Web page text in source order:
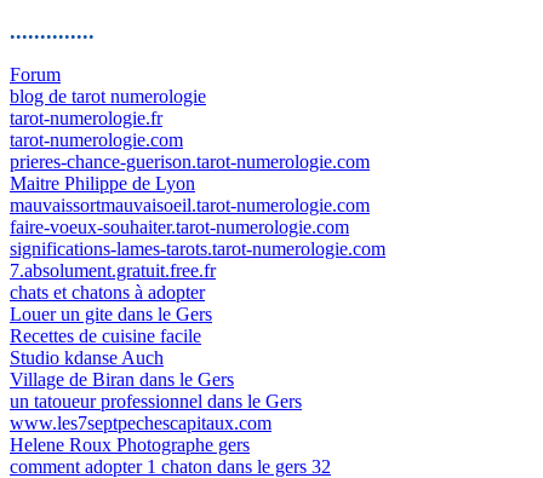
..............
Forum
blog de tarot numerologie
tarot-numerologie.fr
tarot-numerologie.com
prieres-chance-guerison.tarot-numerologie.com
Maitre Philippe de Lyon
mauvaissortmauvaisoeil.tarot-numerologie.com
faire-voeux-souhaiter.tarot-numerologie.com
significations-lames-tarots.tarot-numerologie.com
7.absolument.gratuit.free.fr
chats et chatons à adopter
Louer un gite dans le Gers
Recettes de cuisine facile
Studio kdanse Auch
Village de Biran dans le Gers
un tatoueur professionnel dans le Gers
www.les7septpechescapitaux.com
Helene Roux Photographe gers
comment adopter 1 chaton dans le gers 32